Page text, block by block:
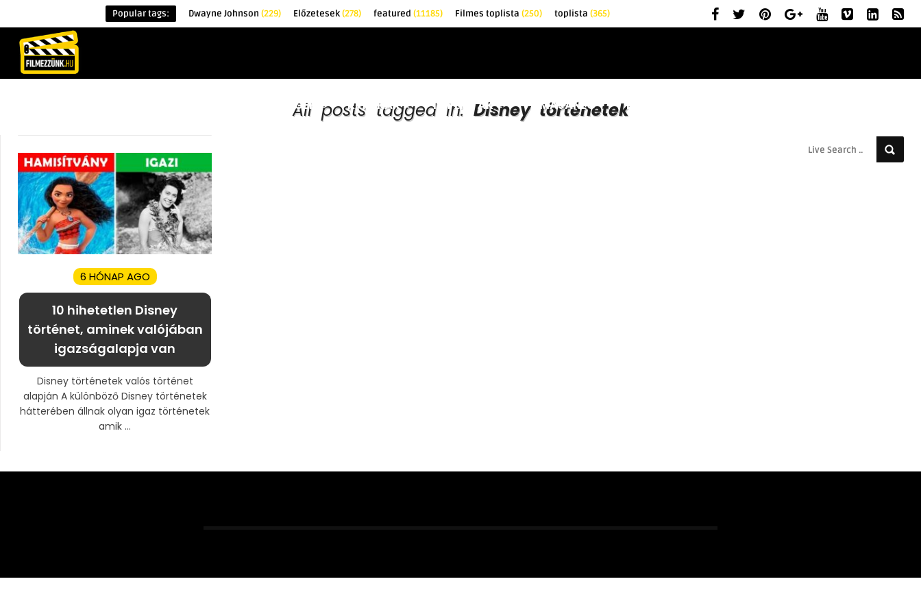
Popular tags: Dwayne Johnson (229) Előzetesek(278) featured (11185) Filmes toplista (250) toplista (365)
ÉRDEKESSÉGEK KRITIKÁK TOPLISTÁK FILMAJÁNLÓ ELŐZETESEK
All posts tagged in: Disney történetek
6 HÓNAP AGO
10 hihetetlen Disney
történet, aminek valójában
igazságalapja van
Disney történetek valós történet
alapján A különböző Disney történetek
hátterében állnak olyan igaz történetek
amik ...